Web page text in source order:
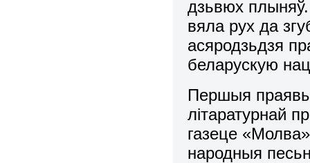
дзьвюх плыняў.
вяла рух да
асяродзьдзя
беларускую
Першыя
літаратурнай
газеце
народныя